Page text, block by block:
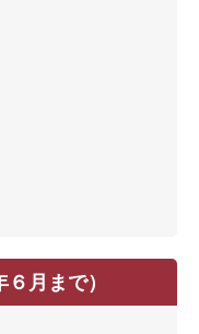
月まで）